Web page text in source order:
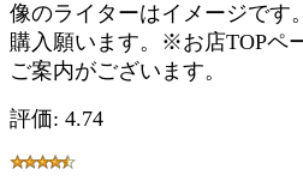
像のライターはイメージです
購入願います。※お店TOPペ
ご案内がございます。
評価: 4.74